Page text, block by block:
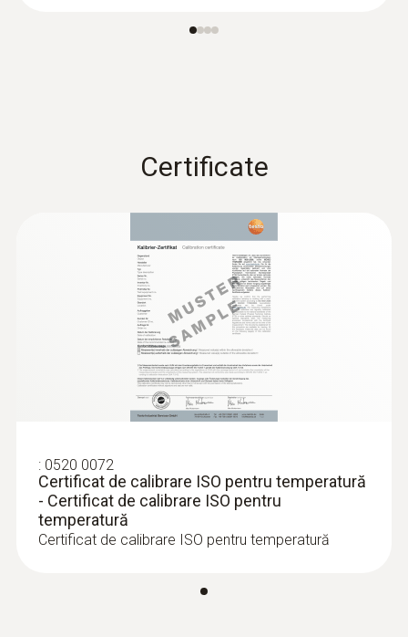
Certificate
: 0520 0072
Certificat de calibrare ISO pentru temperatură
- Certificat de calibrare ISO pentru
temperatură
Certificat de calibrare ISO pentru temperatură